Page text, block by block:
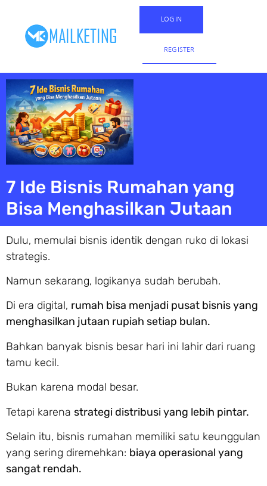
LOGIN
REGISTER
7 Ide Bisnis Rumahan yang
Bisa Menghasilkan Jutaan
Dulu, memulai bisnis identik dengan ruko di lokasi
strategis.
Namun sekarang, logikanya sudah berubah.
Di era digital, rumah bisa menjadi pusat bisnis yang
menghasilkan jutaan rupiah setiap bulan.
Bahkan banyak bisnis besar hari ini lahir dari ruang
tamu kecil.
Bukan karena modal besar.
Tetapi karena strategi distribusi yang lebih pintar.
Selain itu, bisnis rumahan memiliki satu keunggulan
yang sering diremehkan: biaya operasional yang
sangat rendah.